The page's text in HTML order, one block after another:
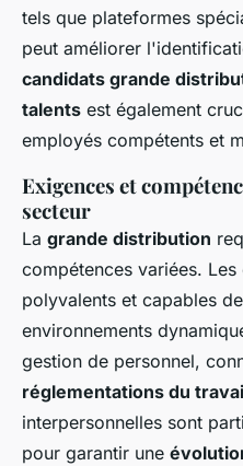
tels que plateformes
peut améliorer
candidats grande
talents est également
employés compétents et
Exigences et
secteur
La grande distribution
compétences variées.
polyvalents et capables
environnements
gestion de personnel,
réglementations du
interpersonnelles sont
pour garantir une